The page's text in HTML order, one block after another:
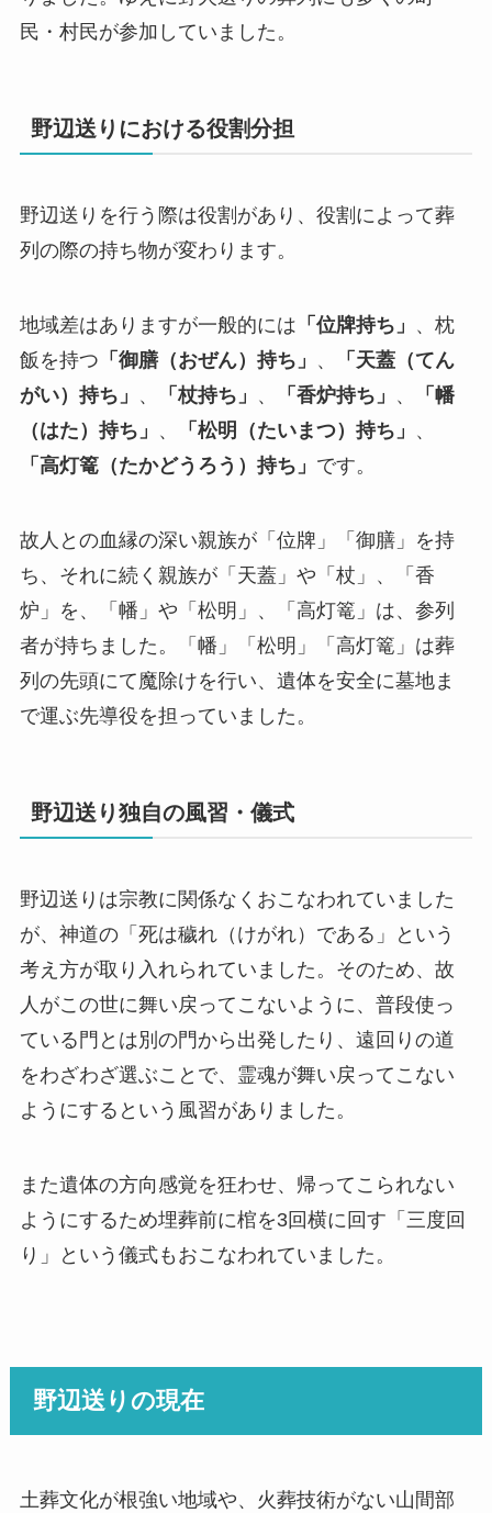
民・村民が参加していました。
野辺送りにおける役割分担
野辺送りを行う際は役割があり、役割によって葬
列の際の持ち物が変わります。
地域差はありますが一般的には 「位牌持ち」 、枕
飯を持つ 「御膳（おぜん）持ち」 、
「天蓋（てん
がい）持ち」 、 「杖持ち」 、 「香炉持ち」 、
「幡
（はた）持ち」 、 「松明（たいまつ）持ち」 、
「高灯篭（たかどうろう）持ち」 です。
故人との血縁の深い親族が「位牌」「御膳」を持
ち、それに続く親族が「天蓋」や「杖」、「香
炉」を、「幡」や「松明」、「高灯篭」は、参列
者が持ちました。「幡」「松明」「高灯篭」は葬
列の先頭にて魔除けを行い、遺体を安全に墓地ま
で運ぶ先導役を担っていました。
野辺送り独自の風習・儀式
野辺送りは宗教に関係なくおこなわれていました
が、神道の「死は穢れ（けがれ）である」という
考え方が取り入れられていました。そのため、故
人がこの世に舞い戻ってこないように、普段使っ
ている門とは別の門から出発したり、遠回りの道
をわざわざ選ぶことで、霊魂が舞い戻ってこない
ようにするという風習がありました。
また遺体の方向感覚を狂わせ、帰ってこられない
ようにするため埋葬前に棺を3回横に回す「三度回
り」という儀式もおこなわれていました。
野辺送りの現在
土葬文化が根強い地域や、火葬技術がない山間部